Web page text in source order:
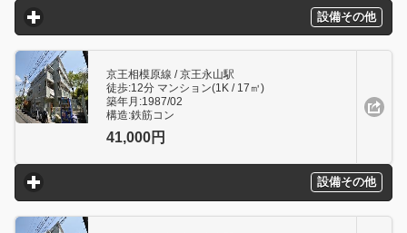
設備その他
click to expand contents
京王相模原線 / 京王永山駅
徒歩:12分 マンション(1K / 17㎥)
築年月:1987/02
構造:鉄筋コン
41,000円
設備その他
click to expand contents